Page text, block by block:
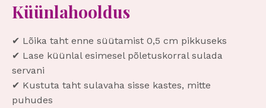
Küünlahooldus
✔ Lõika taht enne süütamist 0,5 cm pikkuseks
✔ Lase küünlal esimesel põletuskorral sulada
servani
✔ Kustuta taht sulavaha sisse kastes, mitte
puhudes